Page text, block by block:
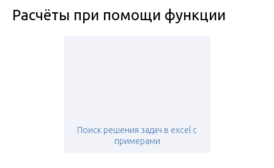
Расчёты при помощи функции
Поиск решения задач в excel с
примерами